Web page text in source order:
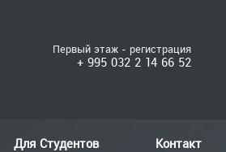
Первый этаж - регистрация
+ 995 032 2 14 66 52
Для Студентов Контакт